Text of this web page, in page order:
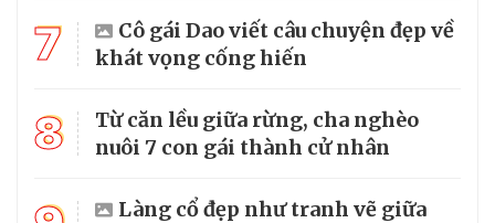
7
Cô gái Dao viết câu chuyện đẹp về
khát vọng cống hiến
8
Từ căn lều giữa rừng, cha nghèo
nuôi 7 con gái thành cử nhân
Làng cổ đẹp như tranh vẽ giữa